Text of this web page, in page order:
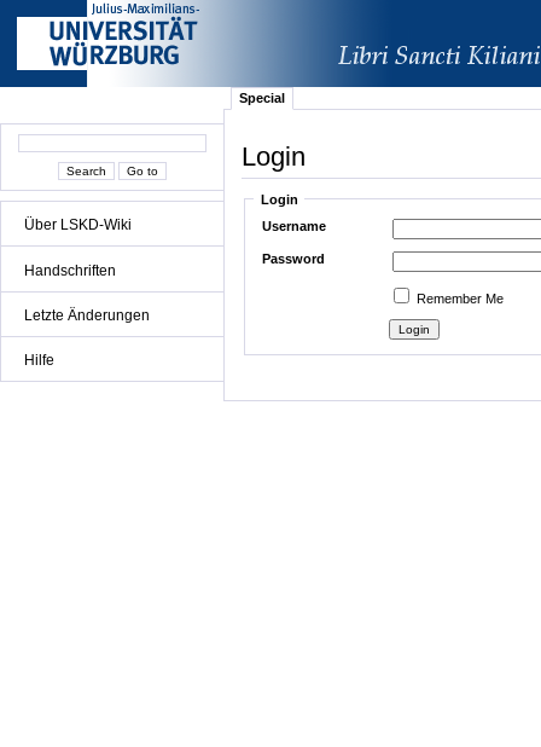
Über LSKD-Wiki
Handschriften
Letzte Änderungen
Hilfe
Special
Login
Login
Username
Password
Remember Me